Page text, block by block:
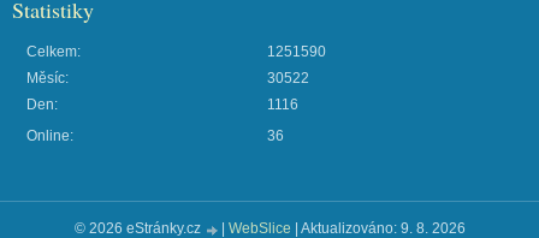
Statistiky
Online: 36
Celkem:
1251590
Měsíc:
30522
Den:
1116
© 2026 eStránky.cz WebSlice Aktualizováno: 9. 8. 2026